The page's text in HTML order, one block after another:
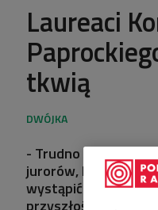
Laureaci
tkwią
- Trudno zebrać
jurorów, którzy nas
wystąpić przed taką
przyszłość i